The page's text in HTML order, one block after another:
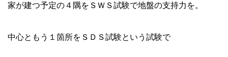
家が建つ予定の４隅をＳＷＳ試験で地盤の支持力を。
中心ともう１箇所をＳＤＳ試験という試験で